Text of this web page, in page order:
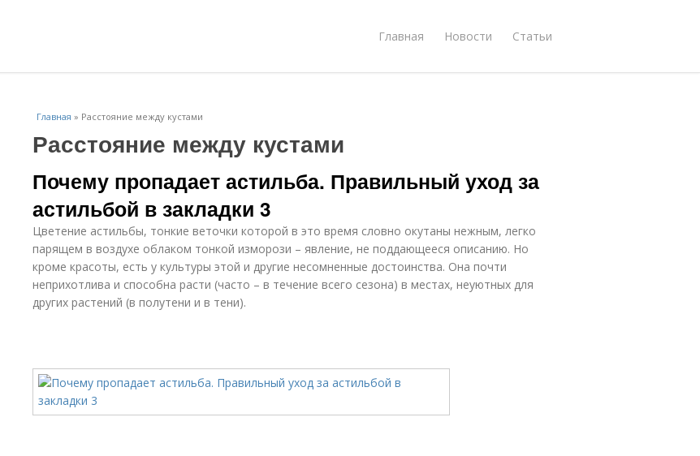
Главная Новости Статьи
Главная » Расстояние между кустами
Расстояние между кустами
Почему пропадает астильба. Правильный уход за
астильбой в закладки 3
Цветение астильбы, тонкие веточки которой в это время словно окутаны нежным, легко
парящем в воздухе облаком тонкой изморози – явление, не поддающееся описанию. Но
кроме красоты, есть у культуры этой и другие несомненные достоинства. Она почти
неприхотлива и способна расти (часто – в течение всего сезона) в местах, неуютных для
других растений (в полутени и в тени).